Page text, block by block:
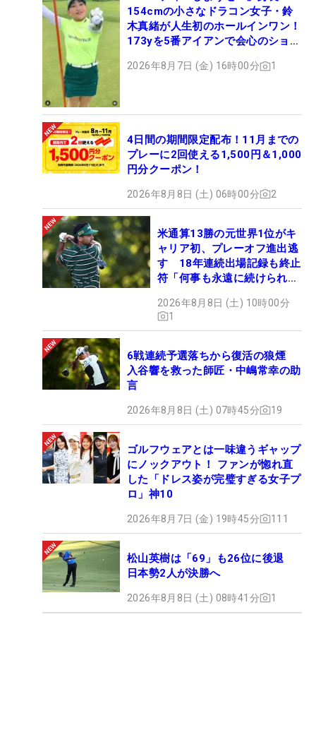
154cmの小さなドラコン女子・鈴
木真緒が人生初のホールインワン！
173yを5番アイアンで会心のショッ
2026年8月7日 (金) 16時00分 1
4日間の期間限定配布！11月までの
プレーに2回使える1,500円＆1,000
円分クーポン！
2026年8月8日 (土) 06時00分 2
米通算13勝の元世界1位がキ
ャリア初、プレーオフ進出逃
す 18年連続出場記録も終止
符「何事も永遠に続けられな
2026年8月8日 (土) 10時00分
1
6戦連続予選落ちから復活の狼煙
入谷響を救った師匠・中嶋常幸の助
言
2026年8月8日 (土) 07時45分 19
ゴルフウェアとは一味違うギャップ
にノックアウト！ ファンが惚れ直
した「ドレス姿が完璧すぎる女子プ
ロ」神10
2026年8月7日 (金) 19時45分 111
松山英樹は「69」も26位に後退
日本勢2人が決勝へ
2026年8月8日 (土) 08時41分 1